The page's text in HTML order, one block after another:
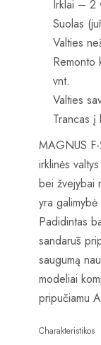
Irklai – 2
Suolas
Valties
Remonto
vnt.
Valties
Trancas į
MAGNUS
irklinės
bei žvejybai
yra
Padidintas
sandarūs
saugumą
modeliai
pripučiamu
Charakteristikos